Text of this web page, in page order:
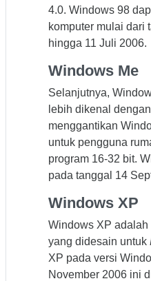
4.0. Windows 98
komputer mulai dari
hingga 11 Juli 2006.
Windows Me
Selanjutnya,
lebih dikenal
menggantikan
untuk pengguna
program 16-32 bit.
pada tanggal 14
Windows XP
Windows XP
yang didesain untuk
XP pada versi
November 2006 ini